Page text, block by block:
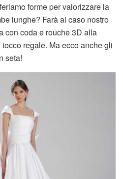
forme per valorizzare la
lunghe? Farà al caso nostro
con coda e rouche 3D alla
regale. Ma ecco anche gli
seta!